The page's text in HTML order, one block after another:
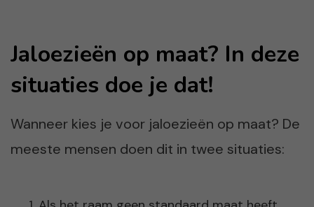
Jaloezieën op maat? In deze
situaties doe je dat!
Wanneer kies je voor jaloezieën op maat? De
meeste mensen doen dit in twee situaties: